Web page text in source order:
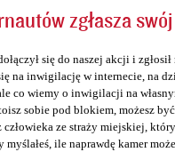
zgłasza
się do naszej akcji i zgłosił
na inwigilację w internecie, na
co wiemy o inwigilacji na
sobie pod blokiem, możesz
człowieka ze straży miejskiej,
ile naprawdę kamer